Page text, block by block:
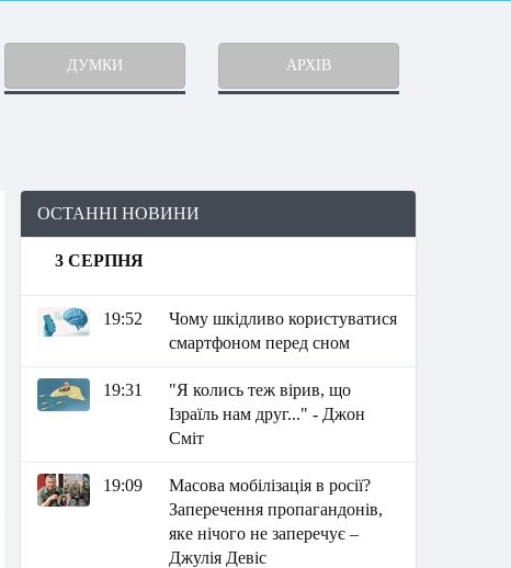
ДУМКИ АРХІВ
ОСТАННІ НОВИНИ
3 СЕРПНЯ
19:52
Чому шкідливо користуватися
смартфоном перед сном
19:31
"Я колись теж вірив, що
Ізраїль нам друг..." - Джон
Сміт
19:09
Масова мобілізація в росії?
Заперечення пропагандонів,
яке нічого не заперечує –
Джулія Девіс